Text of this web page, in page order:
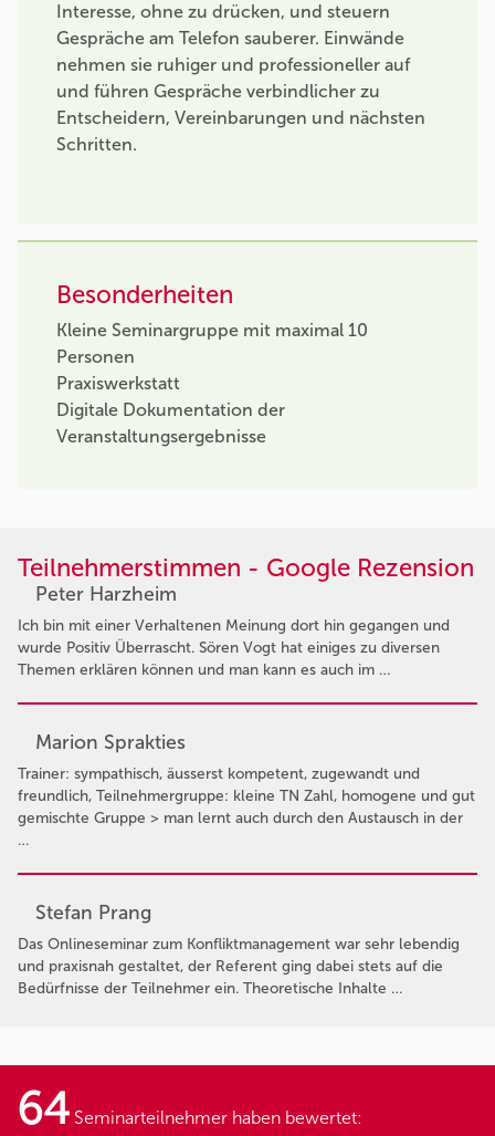
Interesse, ohne zu drücken, und steuern
Gespräche am Telefon sauberer. Einwände
nehmen sie ruhiger und professioneller auf
und führen Gespräche verbindlicher zu
Entscheidern, Vereinbarungen und nächsten
Schritten.
Besonderheiten
Kleine Seminargruppe mit maximal 10
Personen
Praxiswerkstatt
Digitale Dokumentation der
Veranstaltungsergebnisse
Teilnehmerstimmen - Google Rezension
Peter Harzheim
Ich bin mit einer Verhaltenen Meinung dort hin gegangen und
wurde Positiv Überrascht. Sören Vogt hat einiges zu diversen
Themen erklären können und man kann es auch im …
Marion Sprakties
Trainer: sympathisch, äusserst kompetent, zugewandt und
freundlich, Teilnehmergruppe: kleine TN Zahl, homogene und gut
gemischte Gruppe > man lernt auch durch den Austausch in der
…
Stefan Prang
Das Onlineseminar zum Konfliktmanagement war sehr lebendig
und praxisnah gestaltet, der Referent ging dabei stets auf die
Bedürfnisse der Teilnehmer ein. Theoretische Inhalte …
64 Seminarteilnehmer haben bewertet: